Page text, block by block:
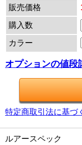
販売価格
購入数
カラー
オプションの値段
特定商取引法に基づ
ルアースペック